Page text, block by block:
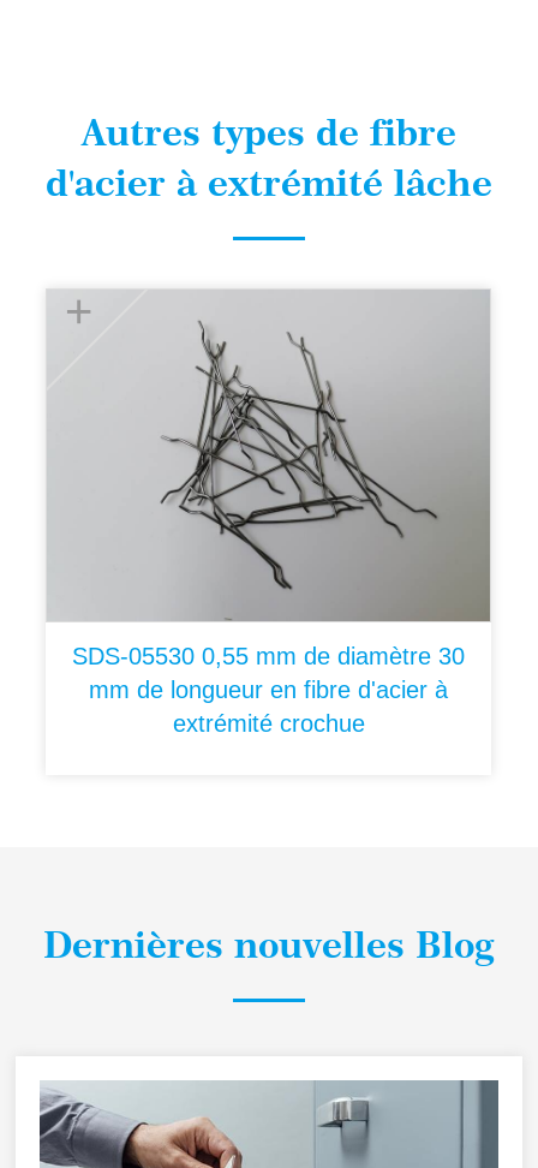
Autres types de fibre
d'acier à extrémité lâche
+
SDS-05530 0,55 mm de diamètre 30
mm de longueur en fibre d'acier à
extrémité crochue
Dernières nouvelles Blog